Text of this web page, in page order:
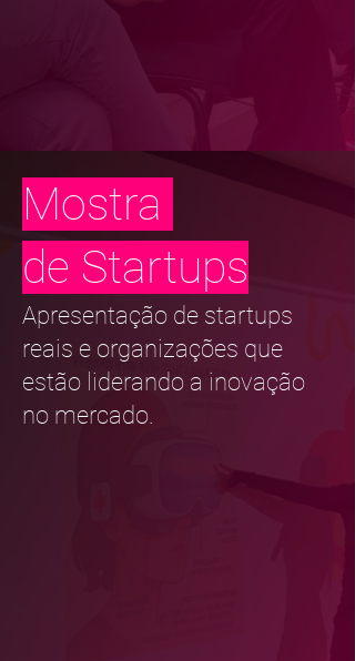
Mostra
de Startups
Apresentação de startups
reais e organizações que
estão liderando a inovação
no mercado.